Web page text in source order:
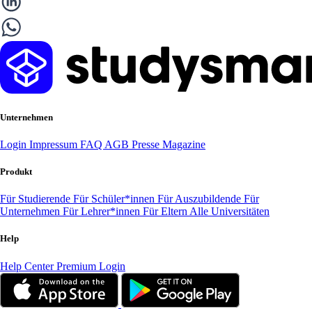
Unternehmen
Login Impressum FAQ AGB Presse Magazine
Produkt
Für Studierende Für Schüler*innen Für Auszubildende Für
Unternehmen Für Lehrer*innen Für Eltern Alle Universitäten
Help
Help CenterPremium Login